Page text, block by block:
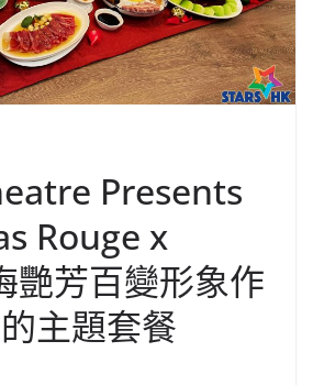
Presents
Rouge x
艷芳百變形象作
主題套餐